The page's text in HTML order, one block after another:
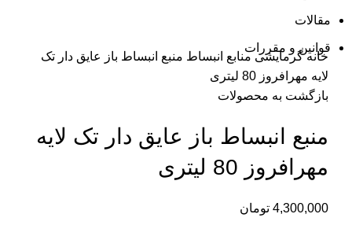
مقالات
قوانین و مقررات
خانهگرمایشیمنابع انبساط منبع انبساط باز عایق دار تک
لایه مهرافروز 80 لیتری
بازگشت به محصولات
منبع انبساط باز عایق دار تک لایه
مهرافروز 80 لیتری
4,300,000 تومان